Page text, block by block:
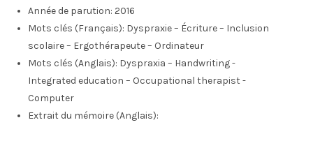
Année de parution: 2016
Mots clés (Français): Dyspraxie – Écriture – Inclusion
scolaire – Ergothérapeute – Ordinateur
Mots clés (Anglais): Dyspraxia – Handwriting -
Integrated education – Occupational therapist -
Computer
Extrait du mémoire (Anglais):